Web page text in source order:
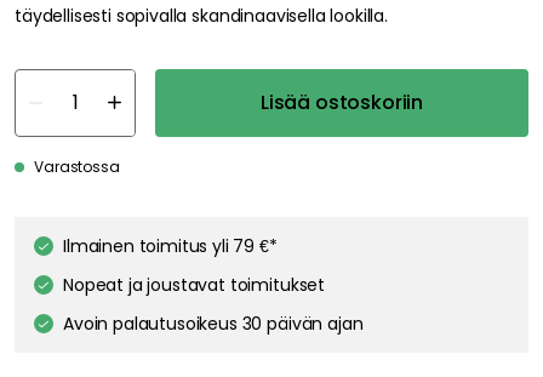
täydellisesti sopivalla skandinaavisella lookilla.
Lisää ostoskoriin
Varastossa
Ilmainen toimitus yli 79 €*
Nopeat ja joustavat toimitukset
Avoin palautusoikeus 30 päivän ajan
We use cookies to personalize content and ads, and to analyze
our traffic. You have the right and option to opt out of any non-
essential cookies while using our site. However, blocking certain
cookies may affect your experience of the website.
policy Google's privacy policy